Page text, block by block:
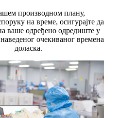
производном плану,
на време, осигурајте да
ваше одређено одредиште у
очекиваног времена
доласка.